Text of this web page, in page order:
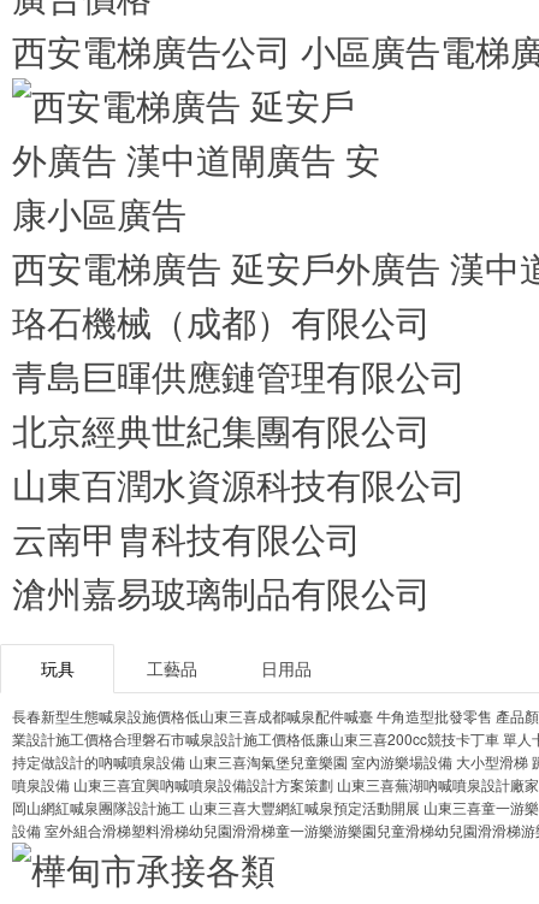
西安電梯廣告公司 小區廣告電梯
西安電梯廣告 延安戶外廣告 漢中
珞石機械（成都）有限公司
青島巨暉供應鏈管理有限公司
北京經典世紀集團有限公司
山東百潤水資源科技有限公司
云南甲胄科技有限公司
滄州嘉易玻璃制品有限公司
玩具 工藝品 日用品
長春新型生態喊泉設施價格低山東三喜成都喊泉配件喊臺 牛角造型批發零售 產品
業設計施工價格合理磐石市喊泉設計施工價格低廉山東三喜200cc競技卡丁車 單人
持定做設計的吶喊噴泉設備 山東三喜淘氣堡兒童樂園 室內游樂場設備 大小型滑梯
噴泉設備 山東三喜宜興吶喊噴泉設備設計方案策劃 山東三喜蕪湖吶喊噴泉設計廠
岡山網紅喊泉團隊設計施工 山東三喜大豐網紅喊泉預定活動開展 山東三喜童一游
設備 室外組合滑梯塑料滑梯幼兒園滑滑梯童一游樂游樂園兒童滑梯幼兒園滑滑梯